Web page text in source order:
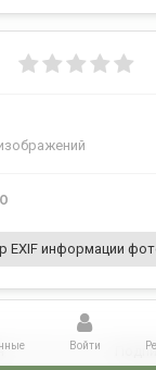
изображений
EXIF информации
Войти